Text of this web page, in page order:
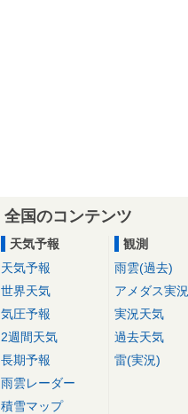
全国のコンテンツ
天気予報
天気予報
世界天気
気圧予報
2週間天気
長期予報
雨雲レーダー
積雪マップ
観測
雨雲(過去)
アメダス実況
実況天気
過去天気
雷(実況)